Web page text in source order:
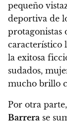
pequeño
deportiva de
protagonistas
característico
la exitosa
sudados,
mucho brillo
Por otra parte,
Barrera se